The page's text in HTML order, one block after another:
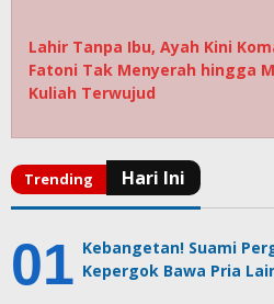
Lahir Tanpa Ibu, Ayah Kini
Fatoni Tak Menyerah hingga
Kuliah Terwujud
Kebangetan! Suami
Kepergok Bawa Pria